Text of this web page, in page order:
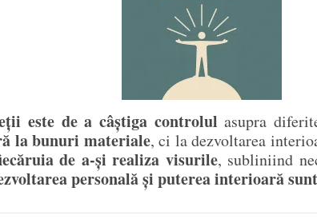
este de a câștiga controlul asupra
la bunuri materiale, ci la dezvoltarea
de a-și realiza visurile, subliniind
personală și puterea interioară